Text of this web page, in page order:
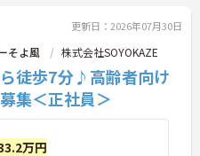
更新日：2026年07月30日
そよ風 株式会社SOYOKAZE
ら徒歩7分♪高齢者向け
集＜正社員＞
万円